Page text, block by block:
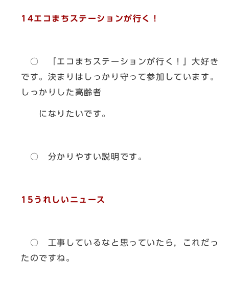
14エコまちステーションが行く！
○ 「エコまちステーションが行く！」大好き
です。決まりはしっかり守って参加しています。
しっかりした高齢者
になりたいです。
○ 分かりやすい説明です。
15うれしいニュース
○ 工事しているなと思っていたら，これだっ
たのですね。